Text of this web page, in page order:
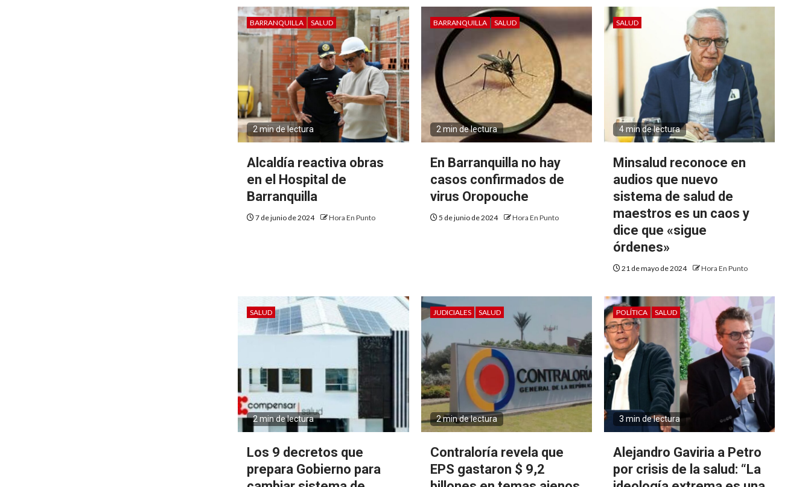
BARRANQUILLA SALUD
2 min de lectura
Alcaldía reactiva obras
en el Hospital de
Barranquilla
7 de junio de 2024 Hora En Punto
BARRANQUILLA SALUD
2 min de lectura
En Barranquilla no hay
casos confirmados de
virus Oropouche
5 de junio de 2024 Hora En Punto
SALUD
4 min de lectura
Minsalud reconoce en
audios que nuevo
sistema de salud de
maestros es un caos y
dice que «sigue
órdenes»
21 de mayo de 2024 Hora En Punto
SALUD
2 min de lectura
Los 9 decretos que
prepara Gobierno para
JUDICIALES SALUD
2 min de lectura
Contraloría revela que
EPS gastaron $ 9,2
POLÍTICA SALUD
3 min de lectura
Alejandro Gaviria a Petro
por crisis de la salud: “La